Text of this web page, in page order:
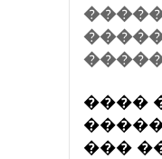
����
���